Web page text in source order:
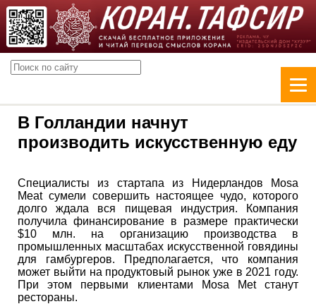
В Голландии начнут
производить искусственную еду
Специалисты из стартапа из Нидерландов Mosa
Meat сумели совершить настоящее чудо, которого
долго ждала вся пищевая индустрия. Компания
получила финансирование в размере практически
$10 млн. на организацию производства в
промышленных масштабах искусственной говядины
для гамбургеров. Предполагается, что компания
может выйти на продуктовый рынок уже в 2021 году.
При этом первыми клиентами Mosa Met станут
рестораны.